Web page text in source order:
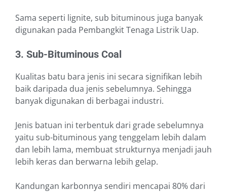
Sama seperti lignite, sub bituminous juga banyak
digunakan pada Pembangkit Tenaga Listrik Uap.
3. Sub-Bituminous Coal
Kualitas batu bara jenis ini secara signifikan lebih
baik daripada dua jenis sebelumnya. Sehingga
banyak digunakan di berbagai industri.
Jenis batuan ini terbentuk dari grade sebelumnya
yaitu sub-bituminous yang tenggelam lebih dalam
dan lebih lama, membuat strukturnya menjadi jauh
lebih keras dan berwarna lebih gelap.
Kandungan karbonnya sendiri mencapai 80% dari